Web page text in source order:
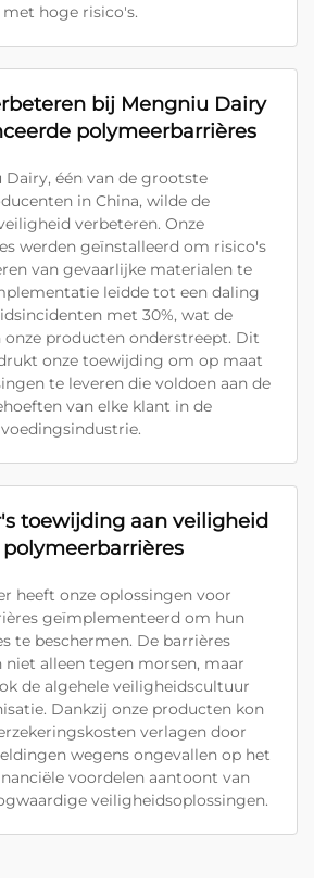
met hoge risico's.
bij Mengniu Dairy
polymeerbarrières
Dairy, één van de grootste
in China, wilde de
verbeteren. Onze
werden geïnstalleerd om risico's
van gevaarlijke materialen te
leidde tot een daling
met 30%, wat de
producten onderstreept. Dit
onze toewijding om op maat
te leveren die voldoen aan de
van elke klant in de
voedingsindustrie.
toewijding aan veiligheid
heeft onze oplossingen voor
geïmplementeerd om hun
te beschermen. De barrières
niet alleen tegen morsen, maar
de algehele veiligheidscultuur
Dankzij onze producten kon
verlagen door
wegens ongevallen op het
voordelen aantoont van
veiligheidsoplossingen.